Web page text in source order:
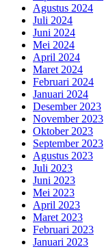
Agustus 2024
Juli 2024
Juni 2024
Mei 2024
April 2024
Maret 2024
Februari 2024
Januari 2024
Desember 2023
November 2023
Oktober 2023
September 2023
Agustus 2023
Juli 2023
Juni 2023
Mei 2023
April 2023
Maret 2023
Februari 2023
Januari 2023